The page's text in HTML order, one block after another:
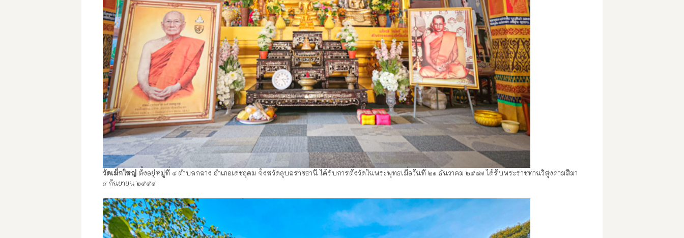
วัดเม็กใหญ่ ตั้งอยู่หมู่ที่ ๔ ตำบลกลาง อำเภอเดชอุดม จังหวัดอุบลราชธานี ได้รับการตั้งวัดในพระพุทธเมื่อวันที่ ๒๑ ธันวาคม ๒๕๔๗ ได้รับพระราชทานวิสุงคามสีมา
๘ กันยายน ๒๕๕๔